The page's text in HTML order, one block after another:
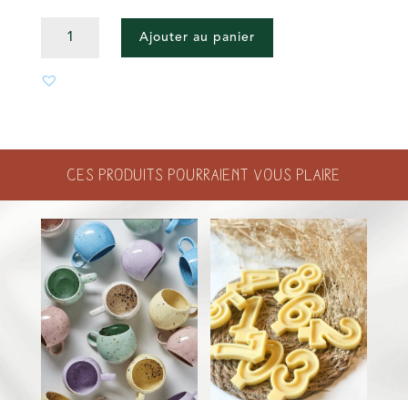
CLOUD
Ajouter au panier
Ces produits pourraient vous plaire